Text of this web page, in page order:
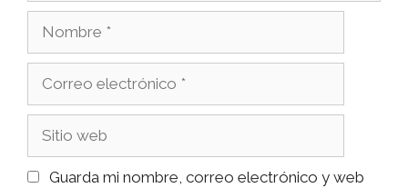
electrónico
web
Guarda mi nombre, correo electrónico y web